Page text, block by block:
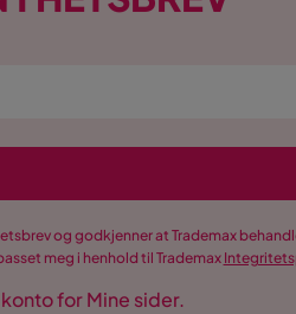
og godkjenner at Trademax
meg i henhold til Trademax
for Mine sider.